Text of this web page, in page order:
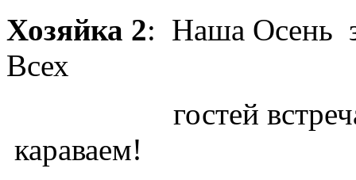
Хозяйка 2: Наша Осень
Всех
гостей
караваем!